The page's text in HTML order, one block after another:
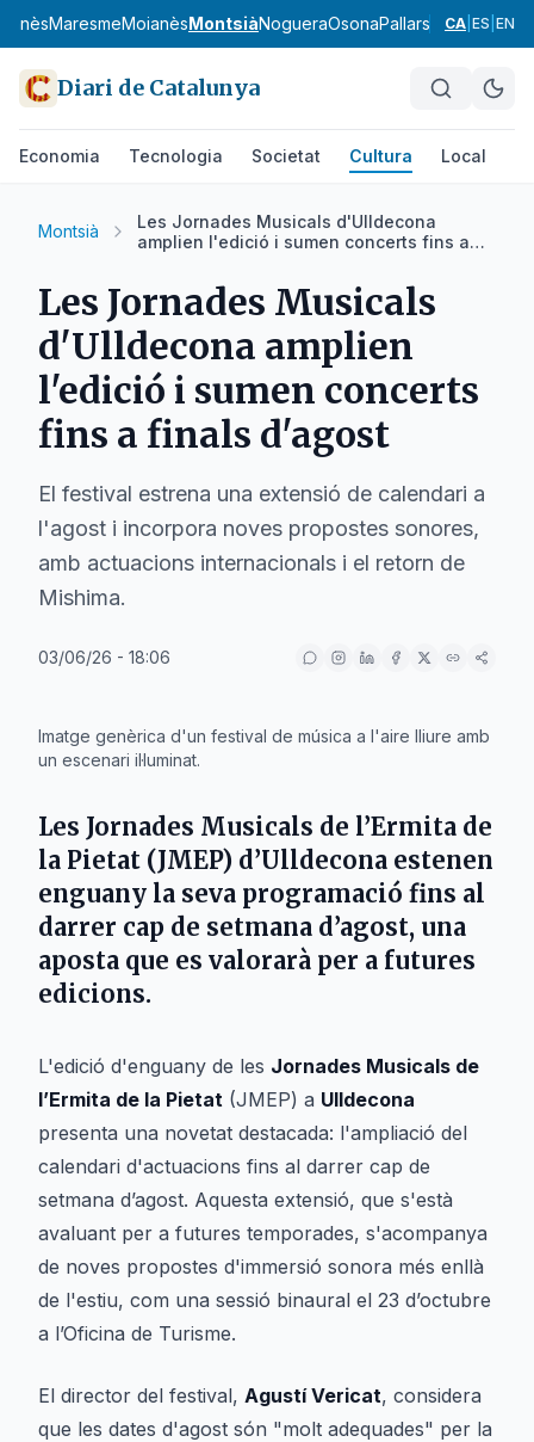
MaresmeMoianèsMontsiàNogueraOsonaPallars Jussà
CA ES EN
Diari de Catalunya
Economia Tecnologia Societat Cultura Local
Montsià
Les Jornades Musicals d'Ulldecona
amplien l'edició i sumen concerts fins a
Les Jornades Musicals
d'Ulldecona amplien
l'edició i sumen concerts
fins a finals d'agost
El festival estrena una extensió de calendari a
l'agost i incorpora noves propostes sonores,
amb actuacions internacionals i el retorn de
Mishima.
03/06/26 - 18:06
Imatge genèrica d'un festival de música a l'aire lliure amb
un escenari il·luminat.
Les Jornades Musicals de l’Ermita de
la Pietat (JMEP) d’Ulldecona estenen
enguany la seva programació fins al
darrer cap de setmana d’agost, una
aposta que es valorarà per a futures
edicions.
L'edició d'enguany de les Jornades Musicals de
l’Ermita de la Pietat (JMEP) a Ulldecona
presenta una novetat destacada: l'ampliació del
calendari d'actuacions fins al darrer cap de
setmana d’agost. Aquesta extensió, que s'està
avaluant per a futures temporades, s'acompanya
de noves propostes d'immersió sonora més enllà
de l'estiu, com una sessió binaural el 23 d’octubre
a l’Oficina de Turisme.
El director del festival, Agustí Vericat, considera
que les dates d'agost són "molt adequades" per la